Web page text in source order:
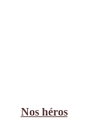
Nos héros